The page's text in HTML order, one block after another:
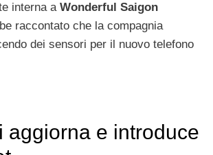
interna a Wonderful Saigon
raccontato che la compagnia
dei sensori per il nuovo telefono
aggiorna e introduce